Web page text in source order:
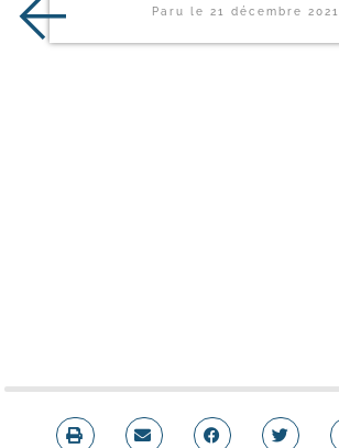
Paru le21 décembre 2021